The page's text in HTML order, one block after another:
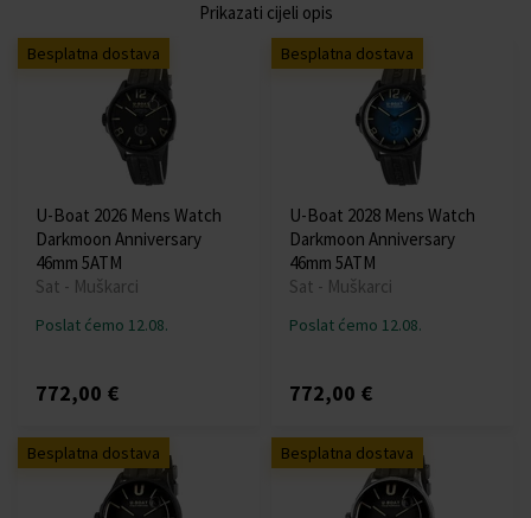
Prikazati cijeli opis
Besplatna dostava
U-Boat 2026 Mens Watch
Darkmoon Anniversary
46mm 5ATM
Sat - Muškarci
Poslat ćemo 12.08.
772,00 €
Besplatna dostava
U-Boat 2028 Mens Watch
Darkmoon Anniversary
46mm 5ATM
Sat - Muškarci
Poslat ćemo 12.08.
772,00 €
Besplatna dostava Besplatna dostava